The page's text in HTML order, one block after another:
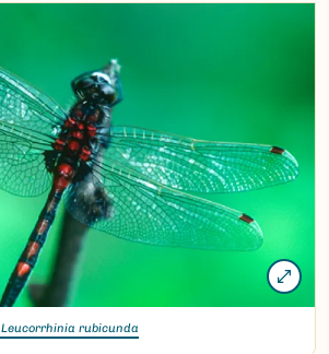
Leucorrhinia rubicunda